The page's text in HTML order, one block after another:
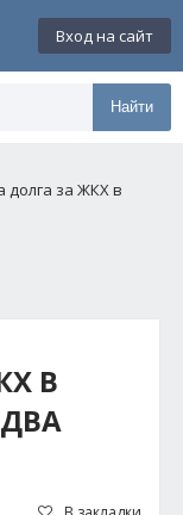
Вход на сайт
Найти
долга за ЖКХ в
В